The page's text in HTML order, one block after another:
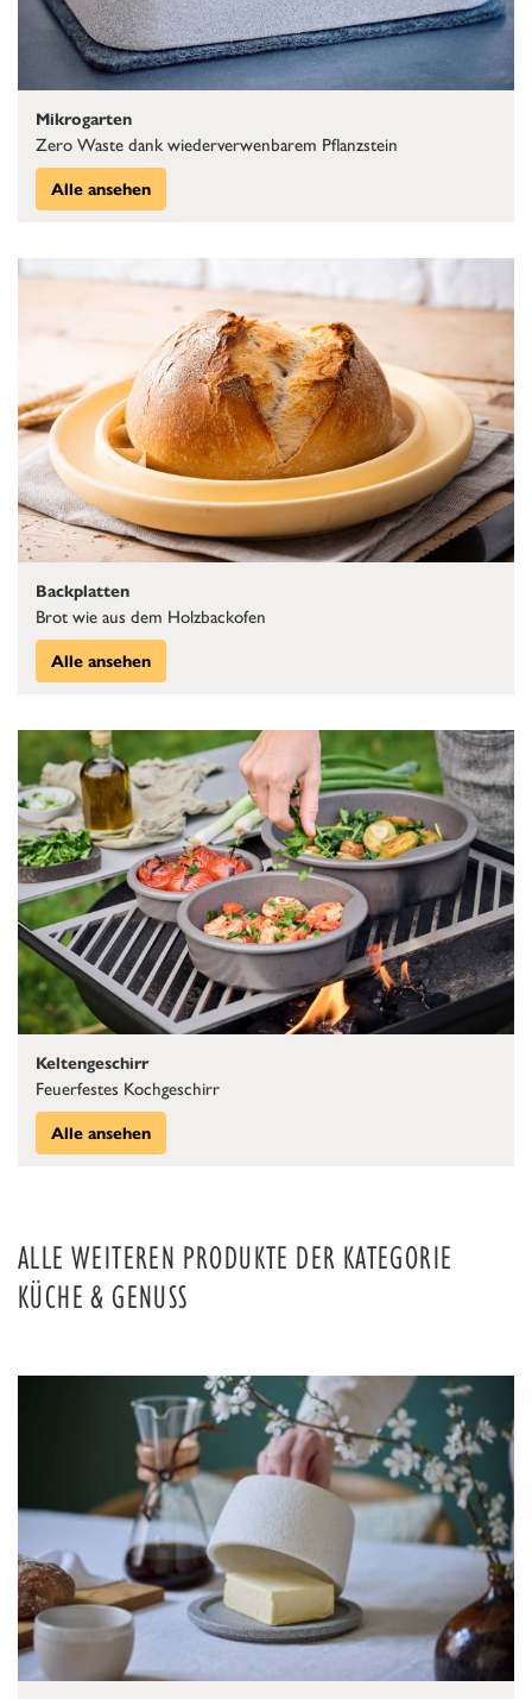
Mikrogarten
Zero Waste dank wiederverwenbarem Pflanzstein
Alle ansehen
Backplatten
Brot wie aus dem Holzbackofen
Alle ansehen
Keltengeschirr
Feuerfestes Kochgeschirr
Alle ansehen
ALLE WEITEREN PRODUKTE DER KATEGORIE
KÜCHE & GENUSS